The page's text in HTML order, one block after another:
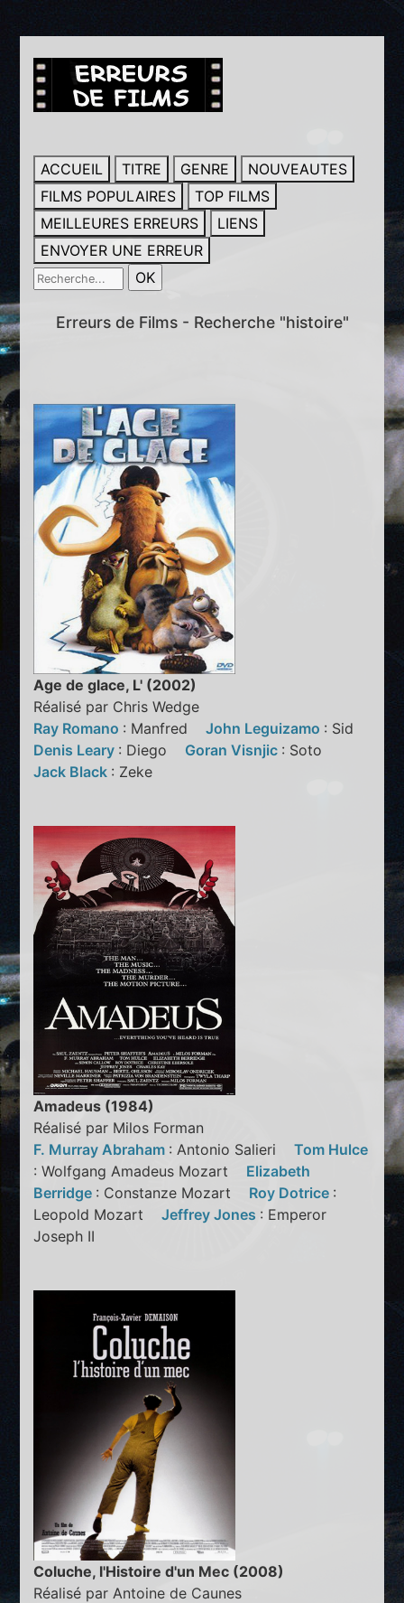
ACCUEIL TITRE GENRE
NOUVEAUTES
FILMS POPULAIRES
TOP FILMS
MEILLEURES ERREURS
LIENS
ENVOYER UNE ERREUR
Erreurs de Films - Recherche "histoire"
Age de glace, L' (2002)
Réalisé par Chris Wedge
Ray Romano : ManfredJohn Leguizamo : Sid
Denis Leary : Diego Goran Visnjic : Soto
Jack Black : Zeke
Amadeus (1984)
Réalisé par Milos Forman
F. Murray Abraham : Antonio SalieriTom Hulce
: Wolfgang Amadeus Mozart Elizabeth
Berridge : Constanze Mozart Roy Dotrice :
Leopold MozartJeffrey Jones : Emperor
Joseph II
Coluche, l'Histoire d'un Mec (2008)
Réalisé par Antoine de Caunes